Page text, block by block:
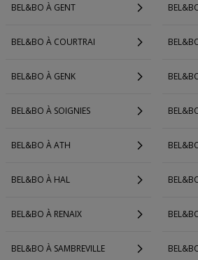
BEL&BO À GENT
BEL&BO À COURTRAI
BEL&BO À GENK
BEL&BO À SOIGNIES
BEL&BO À ATH
BEL&BO À HAL
BEL&BO À RENAIX
BEL&BO À SAMBREVILLE